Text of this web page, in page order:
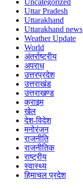
Uncategorized
Uttar Pradesh
Uttarakhand
Uttarakhand news
Weather Update
World
अंतर्राष्ट्रीय
अपराध
उत्तरप्रदेश
उत्तराखंड
उत्तराखण्ड
क्राइम
खेल
देश-विदेश
मनोरंजन
राजनीति
राजनीतिक
राष्ट्रीय
स्वास्थ्य
हिमाचल प्रदेश